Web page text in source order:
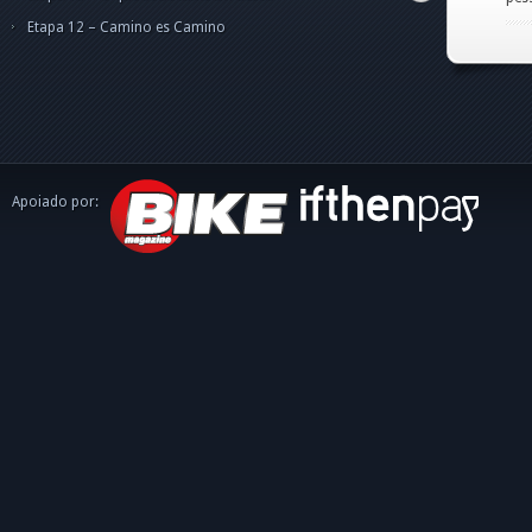
Etapa 12 – Camino es Camino
Apoiado por: